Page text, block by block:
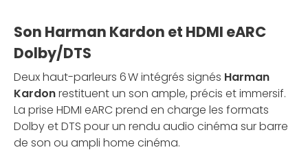
Son Harman Kardon et HDMI eARC
Dolby/DTS
Deux haut-parleurs 6 W intégrés signés Harman
Kardonrestituent un son ample, précis et immersif.
La prise HDMI eARC prend en charge les formats
Dolby et DTS pour un rendu audio cinéma sur barre
de son ou ampli home cinéma.